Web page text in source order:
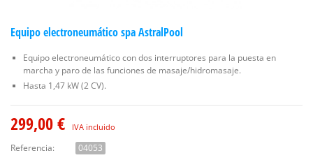
Equipo electroneumático spa AstralPool
Equipo electroneumático con dos interruptores para la puesta en
marcha y paro de las funciones de masaje/hidromasaje.
Hasta 1,47 kW (2 CV).
299,00 € IVA incluido
Referencia: 04053